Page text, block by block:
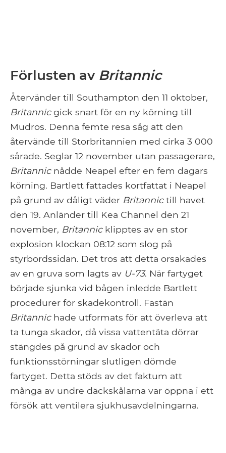
Förlusten av Britannic
Återvänder till Southampton den 11 oktober,
Britannicgick snart för en ny körning till
Mudros. Denna femte resa såg att den
återvände till Storbritannien med cirka 3 000
sårade. Seglar 12 november utan passagerare,
Britannicnådde Neapel efter en fem dagars
körning. Bartlett fattades kortfattat i Neapel
på grund av dåligt väder Britannictill havet
den 19. Anländer till Kea Channel den 21
november, Britannicklipptes av en stor
explosion klockan 08:12 som slog på
styrbordssidan. Det tros att detta orsakades
av en gruva som lagts av U-73. När fartyget
började sjunka vid bågen inledde Bartlett
procedurer för skadekontroll. Fastän
Britannichade utformats för att överleva att
ta tunga skador, då vissa vattentäta dörrar
stängdes på grund av skador och
funktionsstörningar slutligen dömde
fartyget. Detta stöds av det faktum att
många av undre däckskålarna var öppna i ett
försök att ventilera sjukhusavdelningarna.